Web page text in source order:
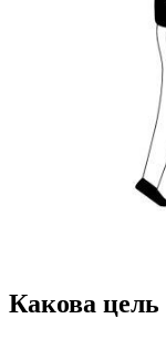
Какова цель